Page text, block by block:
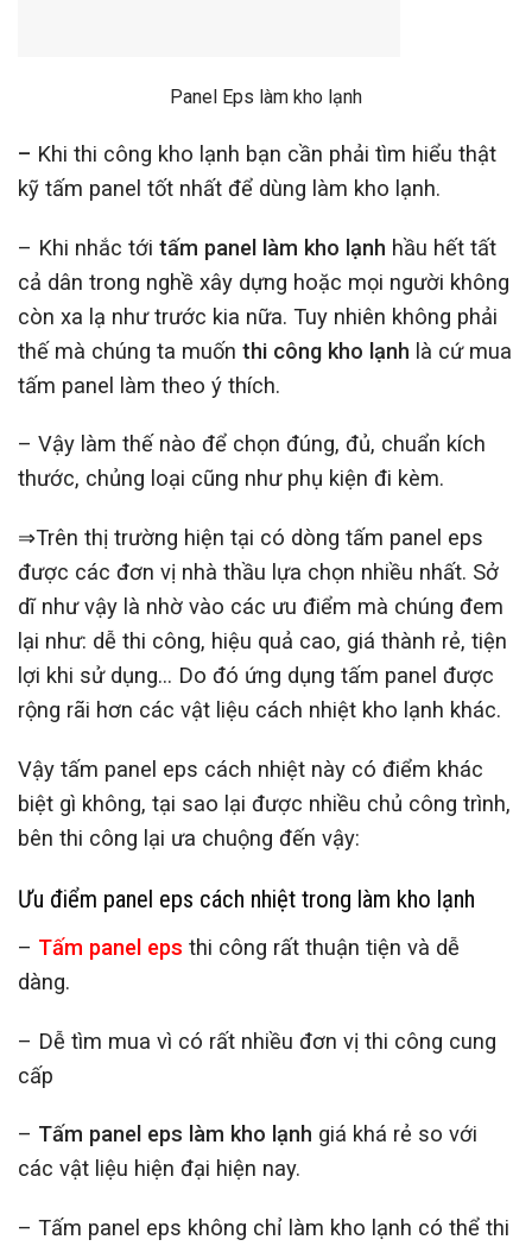
Panel Eps làm kho lạnh
– Khi thi công kho lạnh bạn cần phải tìm hiểu thật
kỹ tấm panel tốt nhất để dùng làm kho lạnh.
– Khi nhắc tới tấm panel làm kho lạnh hầu hết tất
cả dân trong nghề xây dựng hoặc mọi người không
còn xa lạ như trước kia nữa. Tuy nhiên không phải
thế mà chúng ta muốn thi công kho lạnh là cứ mua
tấm panel làm theo ý thích.
– Vậy làm thế nào để chọn đúng, đủ, chuẩn kích
thước, chủng loại cũng như phụ kiện đi kèm.
⇒Trên thị trường hiện tại có dòng tấm panel eps
được các đơn vị nhà thầu lựa chọn nhiều nhất. Sở
dĩ như vậy là nhờ vào các ưu điểm mà chúng đem
lại như: dễ thi công, hiệu quả cao, giá thành rẻ, tiện
lợi khi sử dụng… Do đó ứng dụng tấm panel được
rộng rãi hơn các vật liệu cách nhiệt kho lạnh khác.
Vậy tấm panel eps cách nhiệt này có điểm khác
biệt gì không, tại sao lại được nhiều chủ công trình,
bên thi công lại ưa chuộng đến vậy:
Ưu điểm panel eps cách nhiệt trong làm kho lạnh
– Tấm panel eps thi công rất thuận tiện và dễ
dàng.
– Dễ tìm mua vì có rất nhiều đơn vị thi công cung
cấp
– Tấm panel eps làm kho lạnh giá khá rẻ so với
các vật liệu hiện đại hiện nay.
– Tấm panel eps không chỉ làm kho lạnh có thể thi